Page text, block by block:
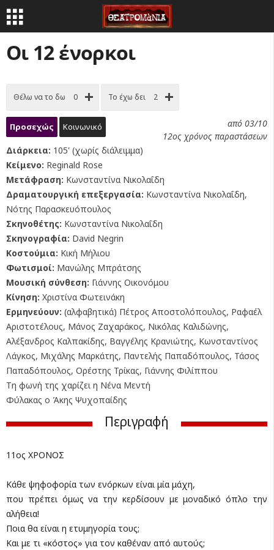
Οι 12 ένορκοι
Θέλω να το δω 0 Το έχω δει 2
Προσεχώς Κοινωνικό
από 03/10
12ος χρόνος παραστάσεων
Διάρκεια: 105' (χωρίς διάλειμμα)
Κείμενο: Reginald Rose
Μετάφραση: Κωνσταντίνα Νικολαΐδη
Δραματουργική επεξεργασία: Κωνσταντίνα Νικολαΐδη,
Νότης Παρασκευόπουλος
Σκηνοθέτης: Κωνσταντίνα Νικολαΐδη
Σκηνογραφία: David Negrin
Κοστούμια: Κική Μήλιου
Φωτισμοί: Μανώλης Μπράτσης
Μουσική σύνθεση: Γιάννης Οικονόμου
Κίνηση: Χριστίνα Φωτεινάκη
Ερμηνεύουν: (αλφαβητικά) Πέτρος Αποστολόπουλος, Ραφαέλ
Αριστοτέλους, Μάνος Ζαχαράκος, Νικόλας Καλιδώνης,
Αλέξανδρος Καλπακίδης, Βαγγέλης Κρανιώτης, Κωνσταντίνος
Λάγκος, Μιχάλης Μαρκάτης, Παντελής Παπαδόπουλος, Τάσος
Παπαδόπουλος, Ορέστης Τρίκας, Γιάννης Φιλίππου
Τη φωνή της χαρίζει η Νένα Μεντή
Φύλακας ο Άκης Ψυχοπαίδης
Περιγραφή
11ος ΧΡΟΝΟΣ
Κάθε ψηφοφορία των ενόρκων είναι μία μάχη,
που πρέπει όμως να την κερδίσουν με μοναδικό όπλο την
αλήθεια!
Ποια θα είναι η ετυμηγορία τους;
Και με τι «κόστος» για τον καθέναν από αυτούς;